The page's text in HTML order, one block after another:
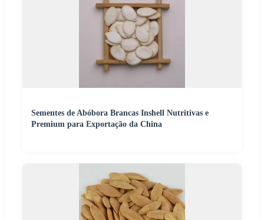
Sementes de Abóbora Brancas Inshell Nutritivas e
Premium para Exportação da China